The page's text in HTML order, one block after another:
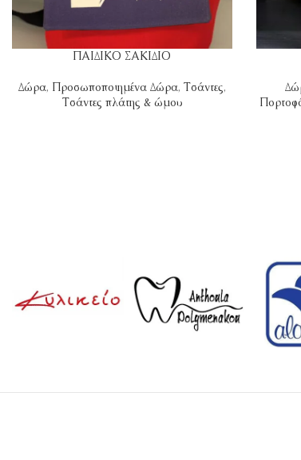
ΠΑΙΔΙΚΟ ΣΑΚΙΔΙΟ
Δώρα, Προσωποποιημένα Δώρα, Τσάντες,
Τσάντες πλάτης & ώμου